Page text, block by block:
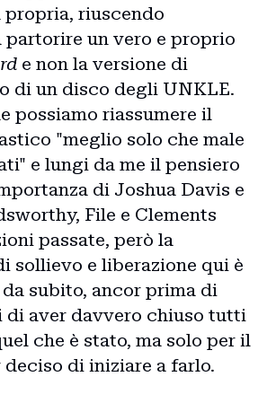
riuscendo
partorire un vero e proprio
e non la versione di
di un disco degli UNKLE.
possiamo riassumere il
"meglio solo che male
e lungi da me il pensiero
di Joshua Davis e
File e Clements
passate, però la
sollievo e liberazione qui è
subito, ancor prima di
di aver davvero chiuso tutti
che è stato, ma solo per il
di iniziare a farlo.